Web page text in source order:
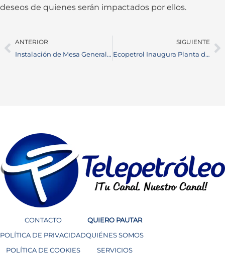
deseos de quienes serán impactados por ellos.
ANTERIOR
Instalación de Mesa General Participativa para Plan de Desarrollo 2024-2025 en Barrancabermeja
SIGUIENTE
Ecopetrol Inaugura Planta de Tratamiento de Aguas Residuales en Barrancabermeja: Compromiso Ambiental en el Aniversario Número 102
CONTACTO
POLÍTICA DE PRIVACIDAD
POLÍTICA DE COOKIES
QUIERO PAUTAR
QUIÉNES SOMOS
SERVICIOS